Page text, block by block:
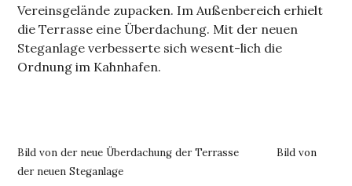
Vereinsgelände zupacken. Im Außenbereich erhielt
die Terrasse eine Überdachung. Mit der neuen
Steganlage verbesserte sich wesent-lich die
Ordnung im Kahnhafen.
Bild von der neue Überdachung der Terrasse Bild von
der neuen Steganlage